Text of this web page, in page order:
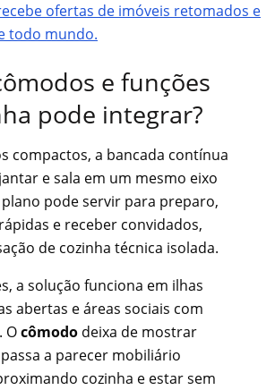
ofertas de imóveis retomados e
todo mundo.
e funções
pode integrar?
compactos, a bancada contínua
e sala em um mesmo eixo
pode servir para preparo,
e receber convidados,
de cozinha técnica isolada.
a solução funciona em ilhas
abertas e áreas sociais com
Ocômodo deixa de mostrar
a parecer mobiliário
cozinha e estar sem